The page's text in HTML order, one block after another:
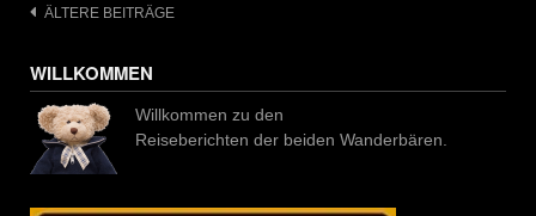
Beitragsnavigation
ÄLTERE BEITRÄGE
WILLKOMMEN
Willkommen zu den
Reiseberichten der beiden Wanderbären.